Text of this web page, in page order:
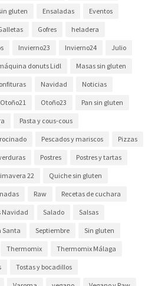
gluten Ensaladas Eventos
Gofres heladera
Invierno23 Invierno24 Julio
donuts Lidl Masas sin gluten
Navidad Noticias
Otoño21 Otoño23 Pan sin gluten
Pasta y cous-cous
Pescados y mariscos Pizzas
Postres Postres y tartas
22 Quiche sin gluten
Raw Recetas de cuchara
Navidad Salado Salsas
Santa Septiembre Sin gluten
Thermomix Thermomix Málaga
Tostas y bocadillos